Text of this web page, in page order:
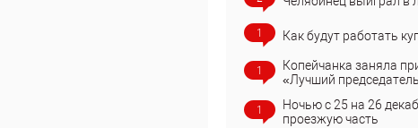
1 Как будут работать
1
Копейчанка заняла
«Лучший
1
Ночью с 25 на 26
проезжую часть